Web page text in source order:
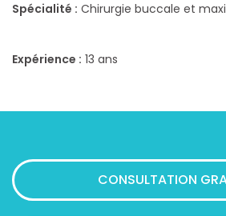
Spécialité : Chirurgie buccale et
Expérience : 13 ans
CONSULTATION